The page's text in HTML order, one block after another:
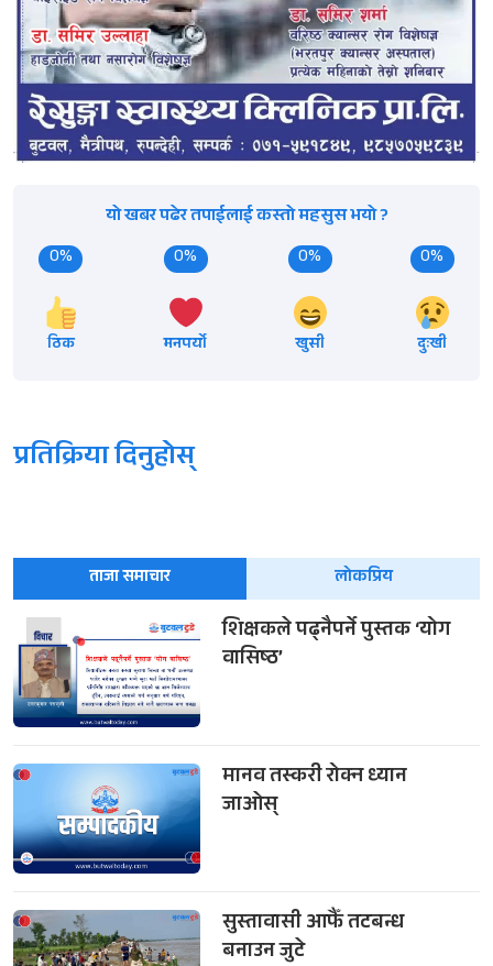
यो खबर पढेर तपाईलाई कस्तो महसुस भयो ?
0%
ठिक
0%
मनपर्यो
0%
खुसी
0%
दुःखी
प्रतिक्रिया दिनुहोस्
ताजा समाचार लोकप्रिय
शिक्षकले पढ्नैपर्ने पुस्तक ‘योग
वासिष्ठ’
मानव तस्करी रोक्न ध्यान
जाओस्
सुस्तावासी आफैँ तटबन्ध
बनाउन जुटे